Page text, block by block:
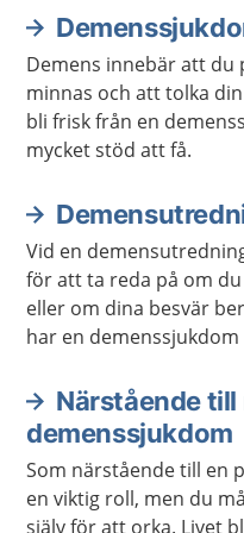
Demens innebär att du
minnas och att tolka
bli frisk från en
mycket stöd att få.
Vid en
för att ta reda på om
eller om dina besvär
har en
Närstående till
demenssjukdom
Som närstående till en
en viktig roll, men du
själv för att orka. Livet